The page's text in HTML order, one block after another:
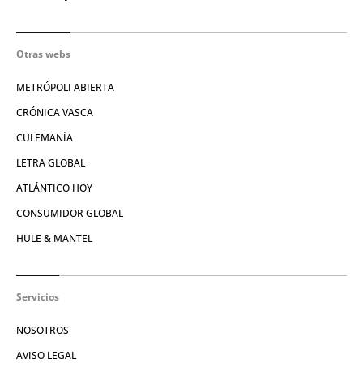
Otras webs
METRÓPOLI ABIERTA
CRÓNICA VASCA
CULEMANÍA
LETRA GLOBAL
ATLÁNTICO HOY
CONSUMIDOR GLOBAL
HULE & MANTEL
Servicios
NOSOTROS
AVISO LEGAL